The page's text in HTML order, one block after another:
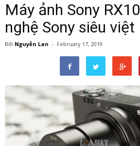
Máy ảnh Sony
nghệ Sony siêu việt
Bởi Nguyễn Lan - February 17, 2019